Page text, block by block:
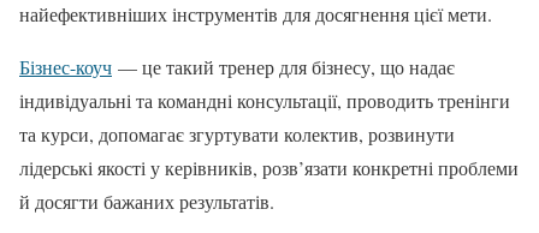
найефективніших інструментів для досягнення цієї мети.
Бізнес-коуч — це такий тренер для бізнесу, що надає
індивідуальні та командні консультації, проводить тренінги
та курси, допомагає згуртувати колектив, розвинути
лідерські якості у керівників, розв’язати конкретні проблеми
й досягти бажаних результатів.